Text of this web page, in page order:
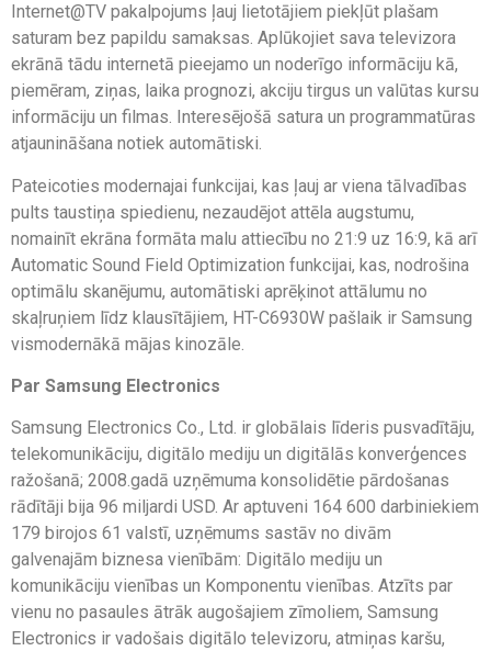
Internet@TV pakalpojums ļauj lietotājiem piekļūt plašam
saturam bez papildu samaksas. Aplūkojiet sava televizora
ekrānā tādu internetā pieejamo un noderīgo informāciju kā,
piemēram, ziņas, laika prognozi, akciju tirgus un valūtas kursu
informāciju un filmas. Interesējošā satura un programmatūras
atjaunināšana notiek automātiski.
Pateicoties modernajai funkcijai, kas ļauj ar viena tālvadības
pults taustiņa spiedienu, nezaudējot attēla augstumu,
nomainīt ekrāna formāta malu attiecību no 21:9 uz 16:9, kā arī
Automatic Sound Field Optimization funkcijai, kas, nodrošina
optimālu skanējumu, automātiski aprēķinot attālumu no
skaļruņiem līdz klausītājiem, HT-C6930W pašlaik ir Samsung
vismodernākā mājas kinozāle.
Par Samsung Electronics
Samsung Electronics Co., Ltd. ir globālais līderis pusvadītāju,
telekomunikāciju, digitālo mediju un digitālās konverģences
ražošanā; 2008.gadā uzņēmuma konsolidētie pārdošanas
rādītāji bija 96 miljardi USD. Ar aptuveni 164 600 darbiniekiem
179 birojos 61 valstī, uzņēmums sastāv no divām
galvenajām biznesa vienībām: Digitālo mediju un
komunikāciju vienības un Komponentu vienības. Atzīts par
vienu no pasaules ātrāk augošajiem zīmoliem, Samsung
Electronics ir vadošais digitālo televizoru, atmiņas karšu,